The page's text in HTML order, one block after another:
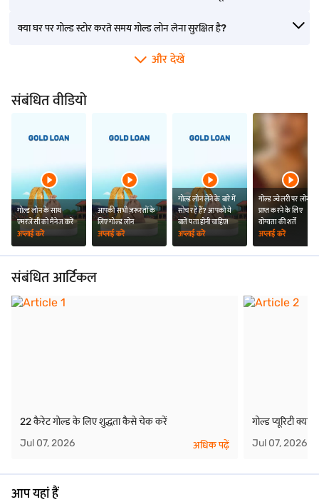
क्या घर पर गोल्ड स्टोर करते समय गोल्ड लोन लेना सुरक्षित है?
और देखें
संबंधित वीडियो
गोल्ड लोन के साथ
एमरजेंसी को मैनेज करें
अप्लाई करें
आपकी सभी ज़रूरतों के
लिए गोल्ड लोन
अप्लाई करें
गोल्ड लोन लेने के बारे में
सोच रहे हैं? आपको ये
बातें पता होनी चाहिए!
अप्लाई करें
गोल्ड ज्वेलरी पर लोन
प्राप्त करने के लिए
योग्यता की शर्तें
अप्लाई करें
संबंधित आर्टिकल
22 कैरेट गोल्ड के लिए शुद्धता कैसे चेक करें
Jul 07, 2026
अधिक पढ़ें
गोल्ड प्यूरिटी क्या है
Jul 07, 2026
आप यहां हैं